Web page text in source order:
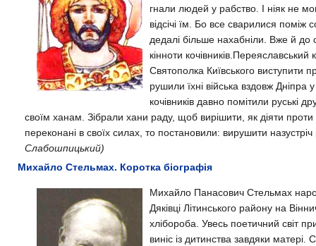
гнали людей у рабство. І ніяк не
відсічі їм. Бо все сварилися поміж
дедалі більше нахабніли. Вже й до
кінноти кочівників.Переяславський
Святополка Київського виступити
рушили їхні війська вздовж Дніпра
кочівників давно помітили руські
своїм ханам. Зібрали хани раду, щоб вирішити, як діяти проти
переконані в своїх силах, то постановили: вирушити назустріч
Слабошпицький)
Михайло Стельмах. Коротка біографія
Михайло Панасович Стельмах
Дяківці Літинського району на
хлібороба. Увесь поетичний світ
виніс із дитинства завдяки